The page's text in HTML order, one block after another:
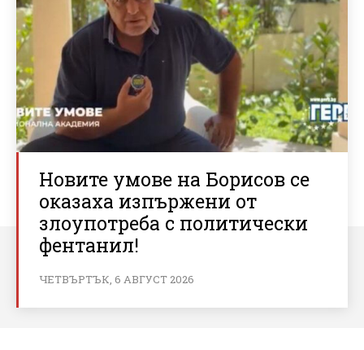
Новите умове на Борисов се
оказаха изпържени от
злоупотреба с политически
фентанил!
ЧЕТВЪРТЪК, 6 АВГУСТ 2026